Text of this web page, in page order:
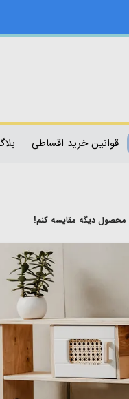
قوانین خرید اقساطی
محصول دیگه مقایسه کنم!